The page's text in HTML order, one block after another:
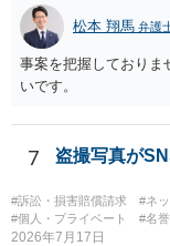
て、撮影された本人に
ます。 検討中の対策
ただし、それだけで十
の追跡には役立ちます
できません。照合不
す。セッションの遡及
保留又は追加確認の
者の特定や抑止には
方法、無認証プレビュ
の保存期間などを整備
松本 翔馬 弁護
事案を把握しておりま
いです。
7 盗撮写真が
#訴訟・損害賠償請求 #ネ
#個人・プライベート
#名
2026年7月17日